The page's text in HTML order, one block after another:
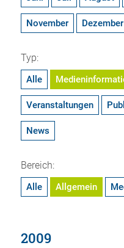
November Dezember
Typ:
Alle
Veranstaltungen
News
Bereich:
Alle Allgemein
2009